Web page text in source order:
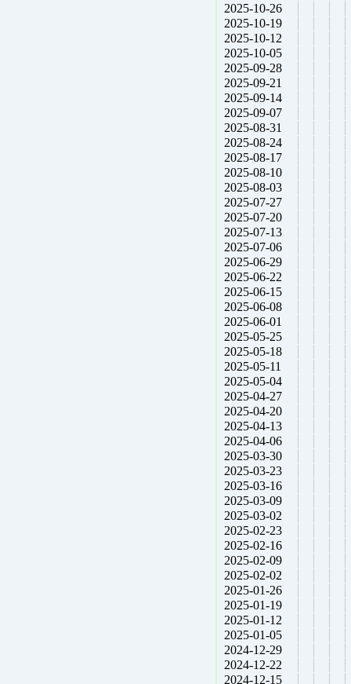
2025-10-26
2025-10-19
2025-10-12
2025-10-05
2025-09-28
2025-09-21
2025-09-14
2025-09-07
2025-08-31
2025-08-24
2025-08-17
2025-08-10
2025-08-03
2025-07-27
2025-07-20
2025-07-13
2025-07-06
2025-06-29
2025-06-22
2025-06-15
2025-06-08
2025-06-01
2025-05-25
2025-05-18
2025-05-11
2025-05-04
2025-04-27
2025-04-20
2025-04-13
2025-04-06
2025-03-30
2025-03-23
2025-03-16
2025-03-09
2025-03-02
2025-02-23
2025-02-16
2025-02-09
2025-02-02
2025-01-26
2025-01-19
2025-01-12
2025-01-05
2024-12-29
2024-12-22
2024-12-15